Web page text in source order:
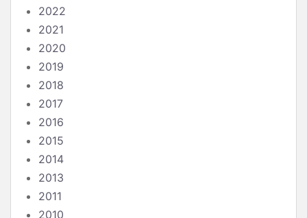
2022
2021
2020
2019
2018
2017
2016
2015
2014
2013
2011
2010